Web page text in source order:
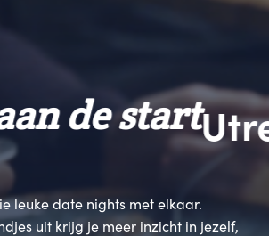
de start
leuke date nights met elkaar.
uit krijg je meer inzicht in jezelf,